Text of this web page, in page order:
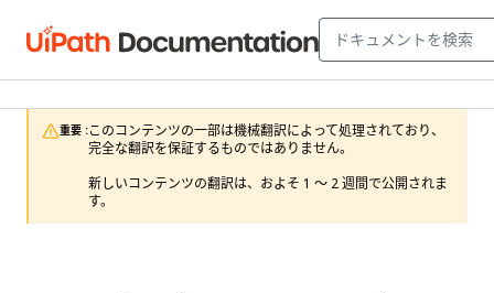
重要 :このコンテンツの一部は機械翻訳によって処理されており、
完全な翻訳を保証するものではありません。
新しいコンテンツの翻訳は、およそ 1 ～ 2 週間で公開されま
す。